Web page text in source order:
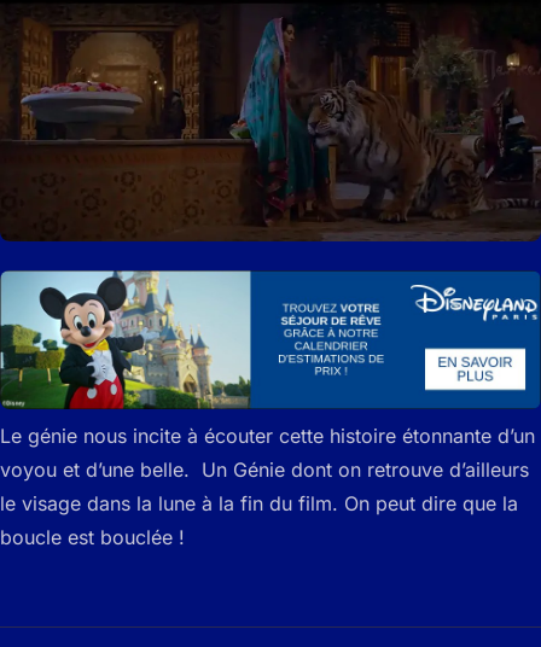
Le génie nous incite à écouter cette histoire étonnante d’un
voyou et d’une belle. Un Génie dont on retrouve d’ailleurs
le visage dans la lune à la fin du film. On peut dire que la
boucle est bouclée !